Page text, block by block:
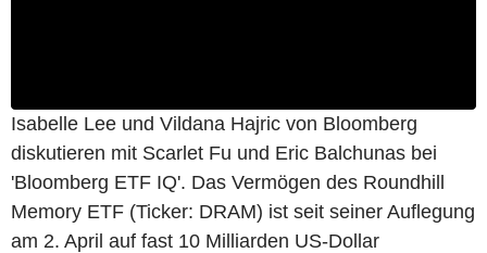
Isabelle Lee und Vildana Hajric von Bloomberg
diskutieren mit Scarlet Fu und Eric Balchunas bei
'Bloomberg ETF IQ'. Das Vermögen des Roundhill
Memory ETF (Ticker: DRAM) ist seit seiner Auflegung
am 2. April auf fast 10 Milliarden US-Dollar